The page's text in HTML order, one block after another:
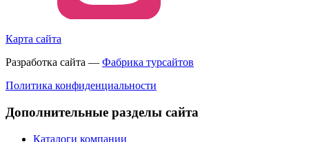
Карта сайта
Разработка сайта — Фабрика турсайтов
Политика конфиденциальности
Дополнительные разделы сайта
Каталоги компании